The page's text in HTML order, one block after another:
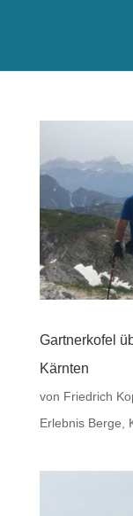
Gartnerkofel
Kärnten
von Friedrich
Erlebnis Berge